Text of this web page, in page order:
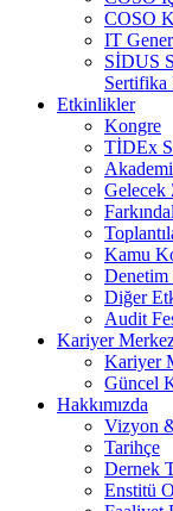
COSO
IT
SİDUS
Sertifika
Etkinlikler
Kongre
TİDEx
Gelecek
Kamu
Diğer
Audit
Kariyer
Kariyer
Güncel
Hakkımızda
Vizyon
Tarihçe
Dernek
Enstitü